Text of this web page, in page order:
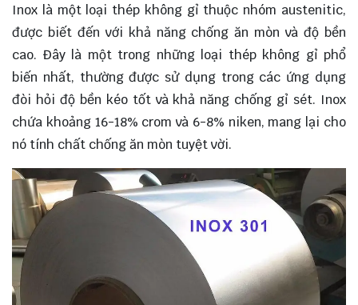
Inox là một loại thép không gỉ thuộc nhóm austenitic,
được biết đến với khả năng chống ăn mòn và độ bền
cao. Đây là một trong những loại thép không gỉ phổ
biến nhất, thường được sử dụng trong các ứng dụng
đòi hỏi độ bền kéo tốt và khả năng chống gỉ sét. Inox
chứa khoảng 16-18% crom và 6-8% niken, mang lại cho
nó tính chất chống ăn mòn tuyệt vời.